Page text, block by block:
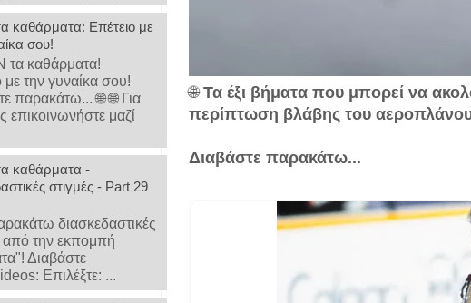
🌐Τα έξι βήματα που μπορεί να
περίπτωση βλάβης του
Διαβάστε παρακάτω...
καθάρματα: Επέτειο με
σου!
τα καθάρματα!
με την γυναίκα σου!
παρακάτω... 🌐 🌐 Για
επικοινωνήστε μαζί
καθάρματα -
στιγμές - Part 29
διασκεδαστικές
από την εκπομπή
Διαβάστε
Επιλέξτε: ...